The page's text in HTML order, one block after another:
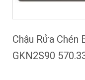
Chậu Rửa Chén
GKN2S90